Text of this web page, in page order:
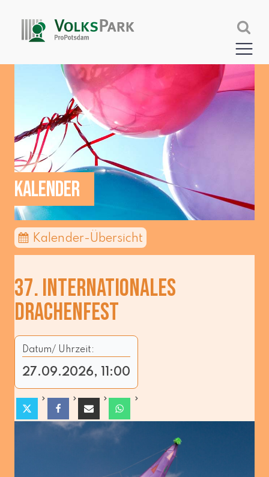
KALENDER
Kalender-Übersicht
37. INTERNATIONALES
DRACHENFEST
Datum/ Uhrzeit:
27.09.2026, 11:00